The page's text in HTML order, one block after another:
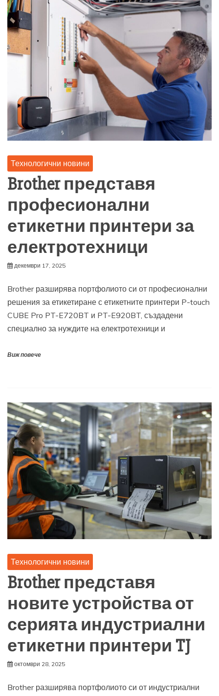
Технологични новини
Brother представя
професионални
етикетни принтери за
електротехници
декември 17, 2025
Brother разширява портфолиото си от професионални
решения за етикетиране с етикетните принтери P-touch
CUBE Pro PT-E720BT и PT-E920BT, създадени
специално за нуждите на електротехници и
Виж повече
Технологични новини
Brother представя
новите устройства от
серията индустриални
етикетни принтери TJ
октомври 28, 2025
Brother разширява портфолиото си от индустриални